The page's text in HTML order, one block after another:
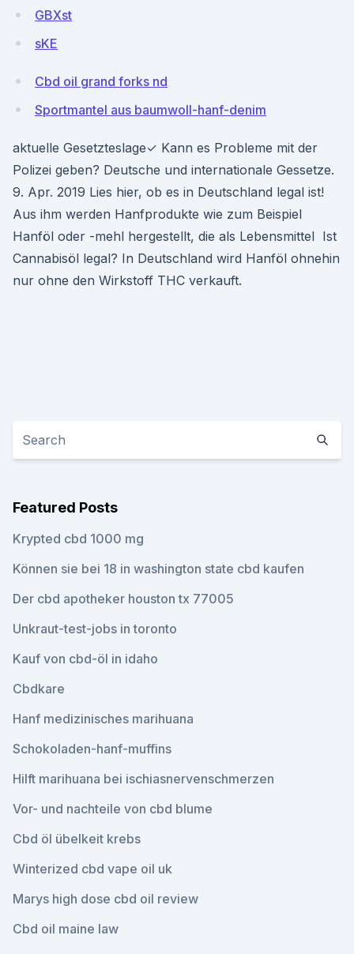
GBXst
sKE
Cbd oil grand forks nd
Sportmantel aus baumwoll-hanf-denim
aktuelle Gesetzteslage✓ Kann es Probleme mit der
Polizei geben? Deutsche und internationale Gessetze.
9. Apr. 2019 Lies hier, ob es in Deutschland legal ist!
Aus ihm werden Hanfprodukte wie zum Beispiel
Hanföl oder -mehl hergestellt, die als Lebensmittel Ist
Cannabisöl legal? In Deutschland wird Hanföl ohnehin
nur ohne den Wirkstoff THC verkauft.
Featured Posts
Krypted cbd 1000 mg
Können sie bei 18 in washington state cbd kaufen
Der cbd apotheker houston tx 77005
Unkraut-test-jobs in toronto
Kauf von cbd-öl in idaho
Cbdkare
Hanf medizinisches marihuana
Schokoladen-hanf-muffins
Hilft marihuana bei ischiasnervenschmerzen
Vor- und nachteile von cbd blume
Cbd öl übelkeit krebs
Winterized cbd vape oil uk
Marys high dose cbd oil review
Cbd oil maine law